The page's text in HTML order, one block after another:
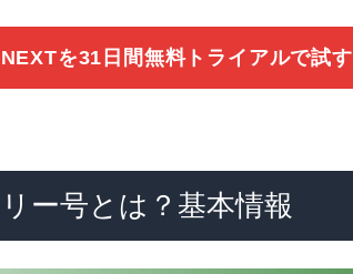
を31日間無料トライアルで試す
ー号とは？基本情報